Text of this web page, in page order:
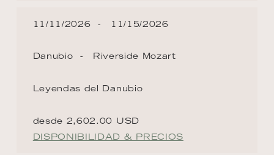
11/11/2026 11/15/2026
Danubio Riverside Mozart
Leyendas del Danubio
desde 2,602.00 USD
DISPONIBILIDAD & PRECIOS